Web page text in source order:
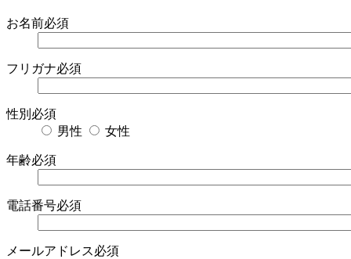
お名前必須
フリガナ必須
性別 必須
男性
女性
年齢必須
電話番号必須
メールアドレス必須